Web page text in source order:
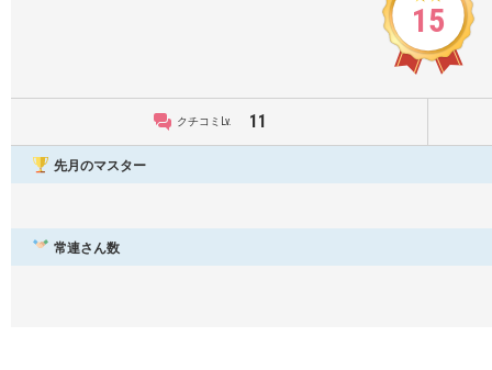
15
クチコミLv. 11
先月のマスター
常連さん数